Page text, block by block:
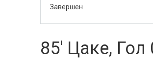
Завершен
85' Цаке, Гол